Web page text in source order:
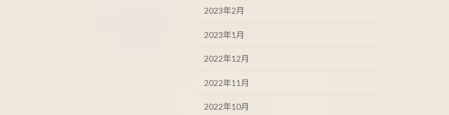
2023年2月
2023年1月
2022年12月
2022年11月
2022年10月